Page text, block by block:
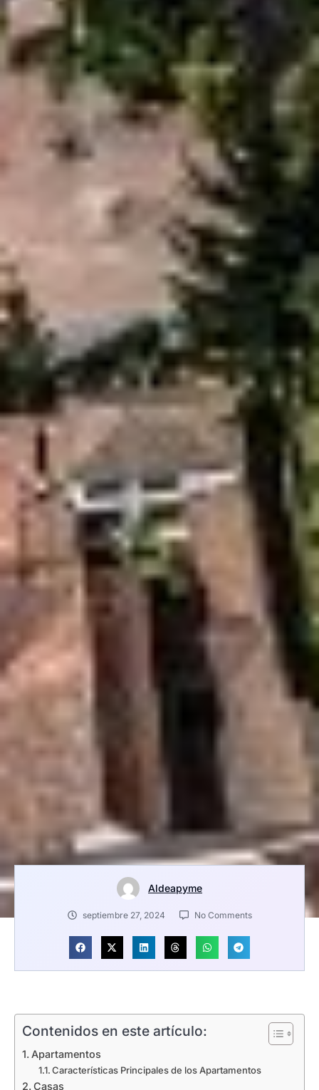
Aldeapyme
septiembre 27, 2024 No Comments
Contenidos en este artículo:
Apartamentos
Características Principales de los Apartamentos
Casas